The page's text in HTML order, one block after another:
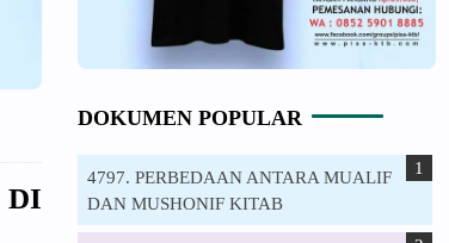
DI
DOKUMEN POPULAR
4797. PERBEDAAN ANTARA MUALIF
DAN MUSHONIF KITAB